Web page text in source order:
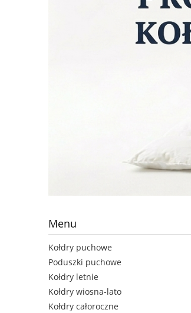
Menu
Kołdry puchowe
Poduszki puchowe
Kołdry letnie
Kołdry wiosna-lato
Kołdry całoroczne